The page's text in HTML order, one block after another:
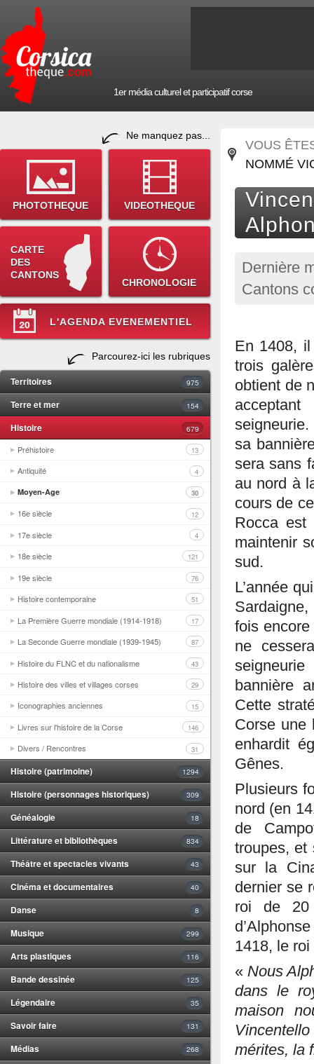
1er média culturel et participatif corse
Ne manquez pas...
PHOTOTHEQUE VIDEOTHEQUE
CARTE
DES
CANTONS
CHRONOLOGIE
L'AGENDA EVENEMENTIEL
Parcourez-ici les rubriques
Territoires 975
Terre et mer 154
Histoire 679
Préhistoire 13
Antiquité 4
Moyen-Age 30
16e siècle 12
17e siècle 4
18e siècle 121
19e siècle 76
Histoire contemporaine 51
La Première Guerre mondiale (1914-1918) 17
La Seconde Guerre mondiale (1939-1945) 87
Histoire du FLNC et du nationalisme 43
Histoire des villes et villages corses 29
Iconographies anciennes 15
Livres sur l'histoire de la Corse 146
Divers / Rencontres 31
Histoire (patrimoine) 1294
Histoire (personnages historiques) 309
Généalogie 18
Littérature et bibliothèques 834
Théâtre et spectacles vivants 43
Cinéma et documentaires 40
Danse 8
Musique 299
Arts plastiques 116
Bande dessinée 125
Légendaire 35
Savoir faire 131
Médias 268
VOUS
NOMMÉ
Dernière
Cantons
En 1408, il
trois
obtient de
sa
sera sans
au nord à
cours de
Rocca est
maintenir
sud.
L’année
fois
ne
bannière
Cette
Corse une
enhardit
Gênes.
Plusieurs
nord (en
de
troupes, et
sur la
dernier se
roi de 20
1418, le
« Nous
dans le
maison
mérites, la